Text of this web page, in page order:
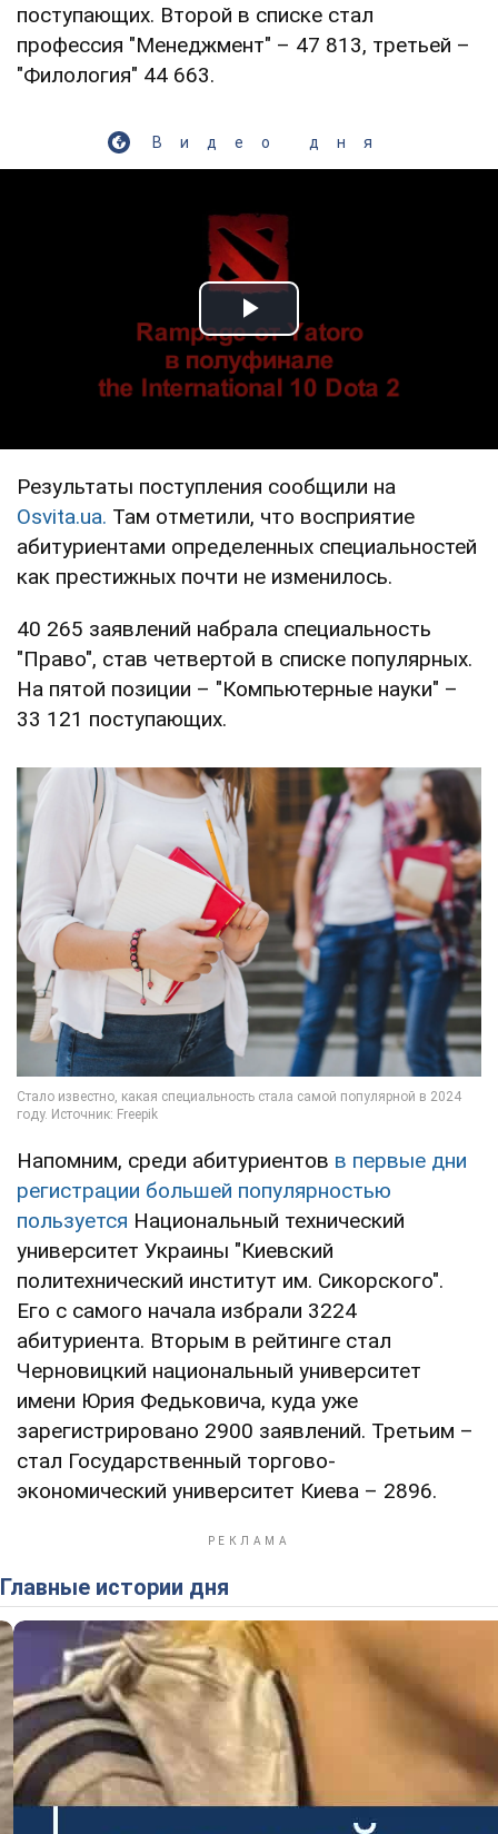
поступающих. Второй в списке стал
профессия "Менеджмент" – 47 813, третьей –
"Филология" 44 663.
Видео дня
Play Video
Результаты поступления сообщили на
Оsvita.ua. Там отметили, что восприятие
абитуриентами определенных специальностей
как престижных почти не изменилось.
40 265 заявлений набрала специальность
"Право", став четвертой в списке популярных.
На пятой позиции – "Компьютерные науки" –
33 121 поступающих.
Напомним, среди абитуриентов в первые дни
регистрации большей популярностью
пользуется Национальный технический
университет Украины "Киевский
политехнический институт им. Сикорского".
Его с самого начала избрали 3224
абитуриента. Вторым в рейтинге стал
Черновицкий национальный университет
имени Юрия Федьковича, куда уже
зарегистрировано 2900 заявлений. Третьим –
стал Государственный торгово-
экономический университет Киева – 2896.
Главные истории дня